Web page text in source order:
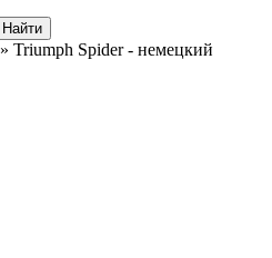
Найти
» Triumph Spider - немецкий